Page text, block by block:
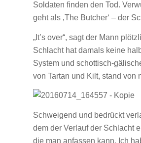
Soldaten finden den Tod.
geht als ‚The Butcher‘ – der
„It’s over“, sagt der Mann
Schlacht hat damals keine
System und schottisch-
von Tartan und Kilt, stand von
Schweigend und bedrückt
dem der Verlauf der Schlacht
die man anfassen kann. Ich